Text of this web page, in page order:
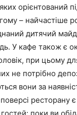
орієнтований
– найчастіше
дитячий
У кафе також є
при цьому
не потрібно
вони за
ресторану